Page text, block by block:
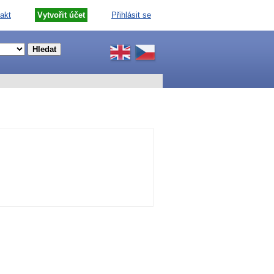
Vytvořit účet Přihlásit se